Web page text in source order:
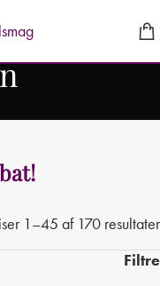
1–45 af 170 resultater
Filtre